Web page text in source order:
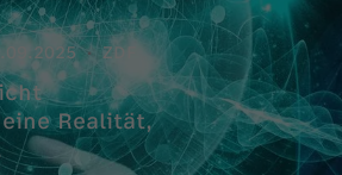
ZDF
Realität,